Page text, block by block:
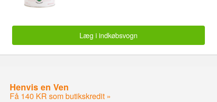
Læg i indkøbsvogn
Henvis en Ven
Få 140 KR som butikskredit »